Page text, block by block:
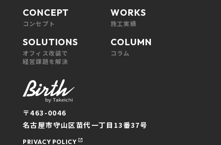
CONCEPT
コンセプト
SOLUTIONS
オフィス改装で
経営課題を解決
WORKS
施工実績
COLUMN
コラム
〒463-0046
名古屋市守山区苗代一丁目13番37号
PRIVACY POLICY